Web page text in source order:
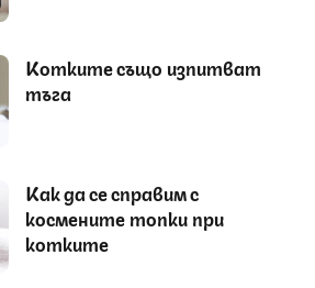
Котките също изпитват
тъга
Как да се справим с
космените топки при
котките